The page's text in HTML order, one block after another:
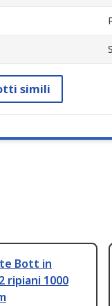
simili
Bott in
ripiani 1000